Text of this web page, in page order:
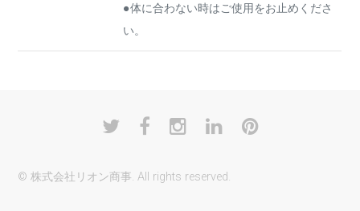
●体に合わない時はご使用をお止めくださ
い。
© 株式会社リオン商事. All rights reserved.